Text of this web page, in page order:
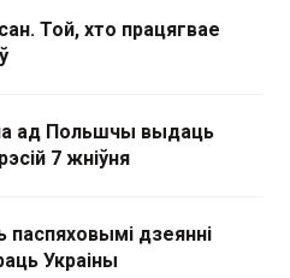
Той, хто працягвае
ад Польшчы выдаць
7 жніўня
паспяховымі дзеянні
Украіны